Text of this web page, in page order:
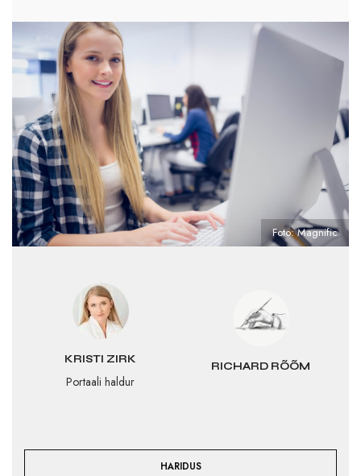
KRISTI ZIRK
Portaali haldur
RICHARD RÕÕM
HARIDUS
Foto: Magnific